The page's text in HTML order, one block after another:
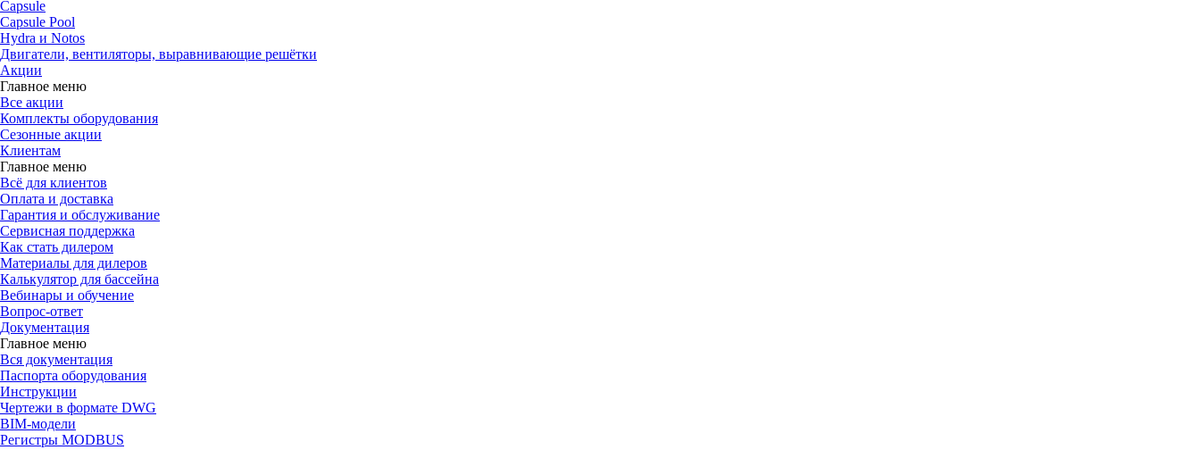
Capsule
Capsule Pool
Hydra и Notos
Двигатели, вентиляторы, выравнивающие решётки
Акции
Главное меню
Все акции
Комплекты оборудования
Сезонные акции
Клиентам
Главное меню
Всё для клиентов
Оплата и доставка
Гарантия и обслуживание
Сервисная поддержка
Как стать дилером
Материалы для дилеров
Калькулятор для бассейна
Вебинары и обучение
Вопрос-ответ
Документация
Главное меню
Вся документация
Паспорта оборудования
Инструкции
Чертежи в формате DWG
BIM-модели
Регистры MODBUS